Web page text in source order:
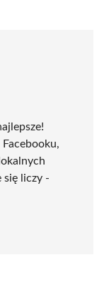
Facebooku,
się liczy -